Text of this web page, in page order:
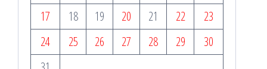
17
18 19 20 21 22
23
24
25 26 27 28 29
30